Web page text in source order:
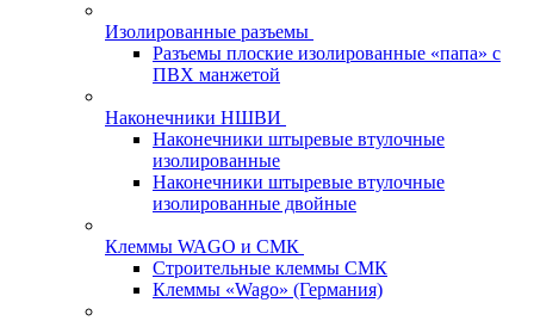
Изолированные разъемы
Разъемы плоские изолированные «папа» с
ПВХ манжетой
Наконечники НШВИ
Наконечники штыревые втулочные
изолированные
Наконечники штыревые втулочные
изолированные двойные
Клеммы WAGO и СМК
Строительные клеммы СМК
Клеммы «Wago» (Германия)